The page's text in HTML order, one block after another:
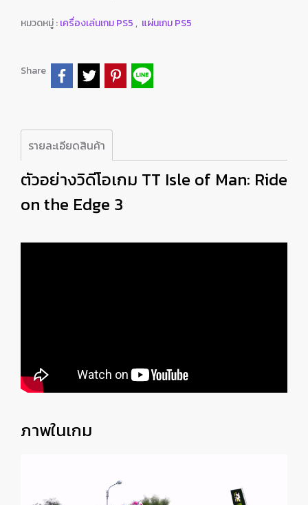
หมวดหมู่ :เครื่องเล่นเกม PS5 , แผ่นเกม PS5
Share
รายละเอียดสินค้า
ตัวอย่างวิดีโอเกม TT Isle of Man: Ride
on the Edge 3
ภาพในเกม